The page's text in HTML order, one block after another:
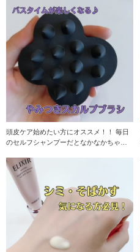
頭皮ケア始めたい方にオススメ！！ 毎日
のセルフシャンプーだとなかなかちゃん